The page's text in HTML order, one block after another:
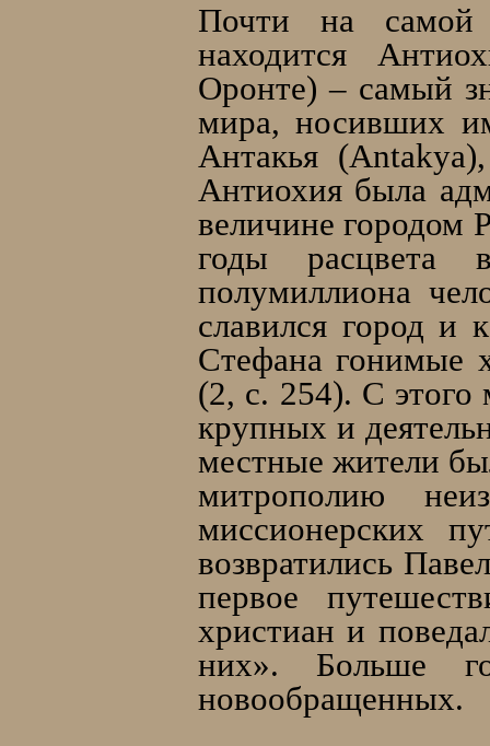
Почти на самой
находится
Оронте) – самый
мира, носивших
Антакья
Антиохия была
величине городом
годы расцвета
полумиллиона
славился город и
Стефана гонимые
(2, с. 254). С этого
крупных и
местные жители
митрополию
миссионерских
возвратились
первое
христиан и
них». Больше
новообращенных.